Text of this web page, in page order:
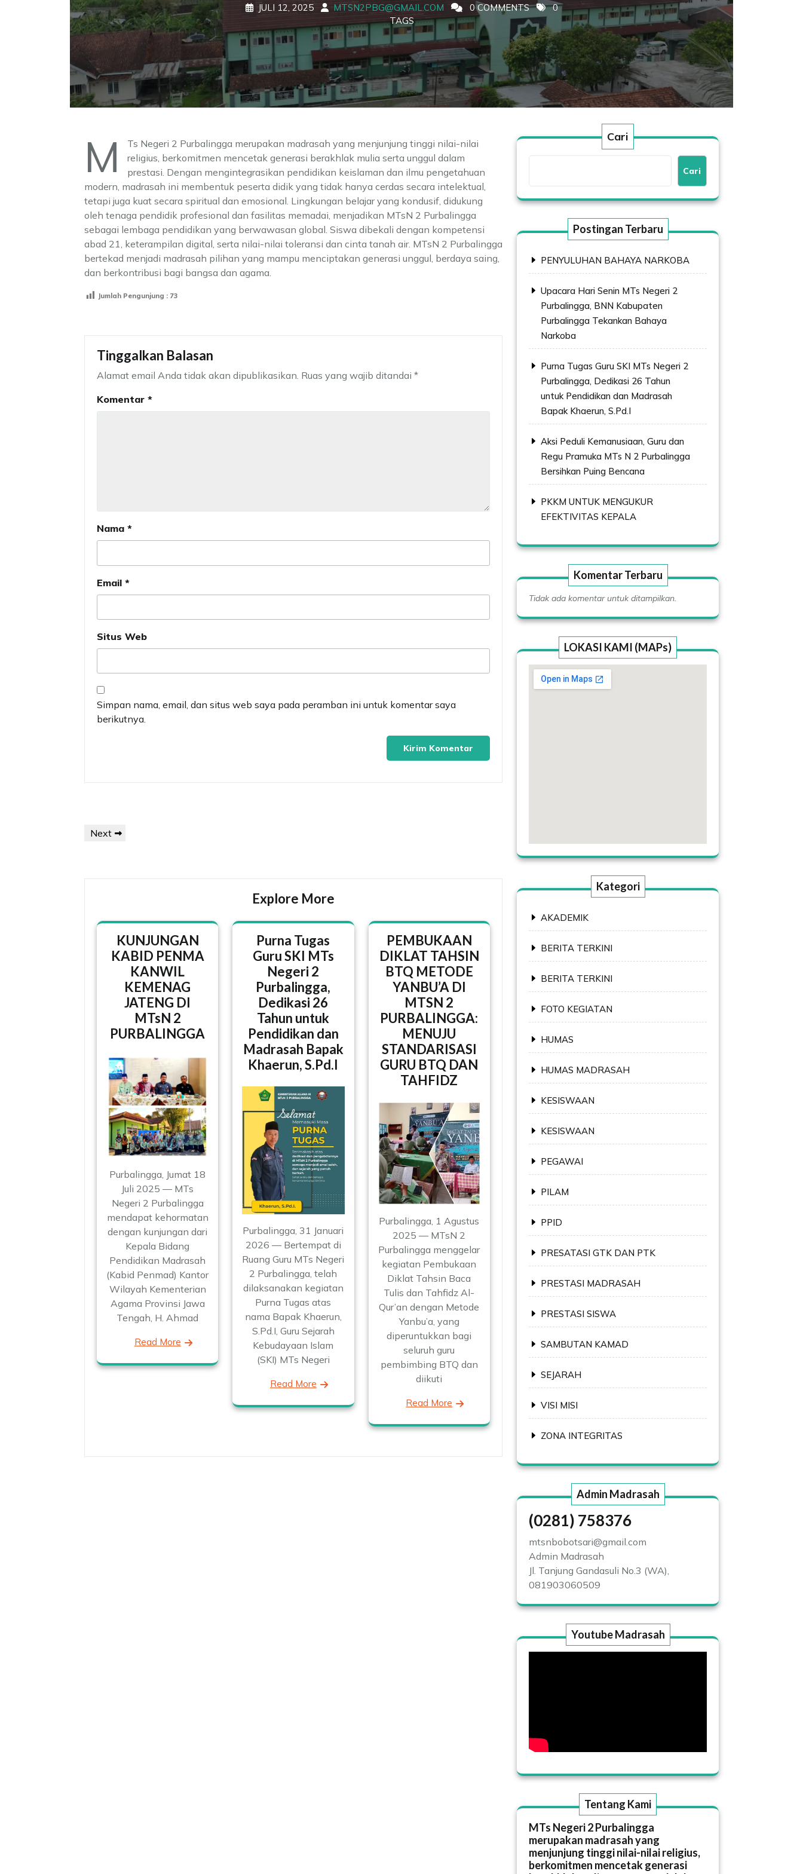
JULI 12, 2025 MTSN2PBG@GMAIL.COM 0 COMMENTS
0
TAGS
M
Ts Negeri 2 Purbalingga merupakan madrasah yang menjunjung tinggi nilai-nilai
religius, berkomitmen mencetak generasi berakhlak mulia serta unggul dalam
prestasi. Dengan mengintegrasikan pendidikan keislaman dan ilmu pengetahuan
modern, madrasah ini membentuk peserta didik yang tidak hanya cerdas secara intelektual,
tetapi juga kuat secara spiritual dan emosional. Lingkungan belajar yang kondusif, didukung
oleh tenaga pendidik profesional dan fasilitas memadai, menjadikan MTsN 2 Purbalingga
sebagai lembaga pendidikan yang berwawasan global. Siswa dibekali dengan kompetensi
abad 21, keterampilan digital, serta nilai-nilai toleransi dan cinta tanah air. MTsN 2 Purbalingga
bertekad menjadi madrasah pilihan yang mampu menciptakan generasi unggul, berdaya saing,
dan berkontribusi bagi bangsa dan agama.
Jumlah Pengunjung : 73
Tinggalkan Balasan
Alamat email Anda tidak akan dipublikasikan. Ruas yang wajib ditandai *
Komentar *
Nama *
Email *
Situs Web
Simpan nama, email, dan situs web saya pada peramban ini untuk komentar saya
berikutnya.
Next
Next
Explore More
KUNJUNGAN
KABID PENMA
KANWIL
KEMENAG
JATENG DI
MTsN 2
PURBALINGGA
Purbalingga, Jumat 18
Juli 2025 — MTs
Negeri 2 Purbalingga
mendapat kehormatan
dengan kunjungan dari
Kepala Bidang
Pendidikan Madrasah
(Kabid Penmad) Kantor
Wilayah Kementerian
Agama Provinsi Jawa
Tengah, H. Ahmad
Read More
Purna Tugas
Guru SKI MTs
Negeri 2
Purbalingga,
Dedikasi 26
Tahun untuk
Pendidikan dan
Madrasah Bapak
Khaerun, S.Pd.I
Purbalingga, 31 Januari
2026 — Bertempat di
Ruang Guru MTs Negeri
2 Purbalingga, telah
dilaksanakan kegiatan
Purna Tugas atas
nama Bapak Khaerun,
S.Pd.I, Guru Sejarah
Kebudayaan Islam
(SKI) MTs Negeri
Read More
PEMBUKAAN
DIKLAT TAHSIN
BTQ METODE
YANBU’A DI
MTSN 2
PURBALINGGA:
MENUJU
STANDARISASI
GURU BTQ DAN
TAHFIDZ
Purbalingga, 1 Agustus
2025 — MTsN 2
Purbalingga menggelar
kegiatan Pembukaan
Diklat Tahsin Baca
Tulis dan Tahfidz Al-
Qur’an dengan Metode
Yanbu’a, yang
diperuntukkan bagi
seluruh guru
pembimbing BTQ dan
diikuti
Read More
Cari
Cari
Postingan Terbaru
PENYULUHAN BAHAYA NARKOBA
Upacara Hari Senin MTs Negeri 2
Purbalingga, BNN Kabupaten
Purbalingga Tekankan Bahaya
Narkoba
Purna Tugas Guru SKI MTs Negeri 2
Purbalingga, Dedikasi 26 Tahun
untuk Pendidikan dan Madrasah
Bapak Khaerun, S.Pd.I
Aksi Peduli Kemanusiaan, Guru dan
Regu Pramuka MTs N 2 Purbalingga
Bersihkan Puing Bencana
PKKM UNTUK MENGUKUR
EFEKTIVITAS KEPALA
Komentar Terbaru
Tidak ada komentar untuk ditampilkan.
LOKASI KAMI (MAPs)
Kategori
AKADEMIK
BERITA TERKINI
BERITA TERKINI
FOTO KEGIATAN
HUMAS
HUMAS MADRASAH
KESISWAAN
KESISWAAN
PEGAWAI
PILAM
PPID
PRESATASI GTK DAN PTK
PRESTASI MADRASAH
PRESTASI SISWA
SAMBUTAN KAMAD
SEJARAH
VISI MISI
ZONA INTEGRITAS
Admin Madrasah
(0281) 758376
mtsnbobotsari@gmail.com
Admin Madrasah
Jl. Tanjung Gandasuli No.3 (WA),
081903060509
Youtube Madrasah
Tentang Kami
MTs Negeri 2 Purbalingga
merupakan madrasah yang
menjunjung tinggi nilai-nilai religius,
berkomitmen mencetak generasi